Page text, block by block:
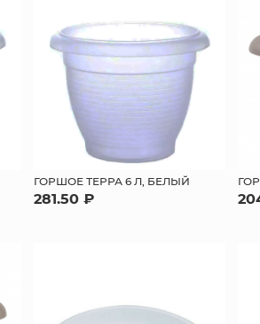
ГОРШОЕ ТЕРРА 6 Л, БЕЛЫЙ
281.50 ₽